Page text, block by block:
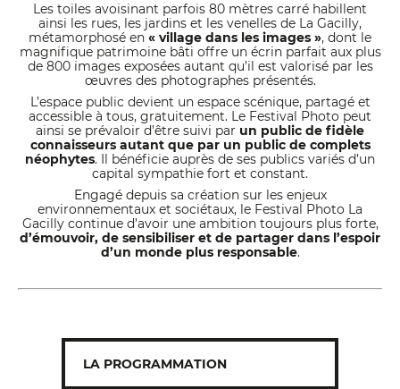
Les toiles avoisinant parfois 80 mètres carré habillent
ainsi les rues, les jardins et les venelles de La Gacilly,
métamorphosé en « village dans les images », dont le
magnifique patrimoine bâti offre un écrin parfait aux plus
de 800 images exposées autant qu’il est valorisé par les
œuvres des photographes présentés.
L’espace public devient un espace scénique, partagé et
accessible à tous, gratuitement. Le Festival Photo peut
ainsi se prévaloir d’être suivi par un public de fidèle
connaisseurs autant que par un public de complets
néophytes. Il bénéficie auprès de ses publics variés d’un
capital sympathie fort et constant.
Engagé depuis sa création sur les enjeux
environnementaux et sociétaux, le Festival Photo La
Gacilly continue d’avoir une ambition toujours plus forte,
d’émouvoir, de sensibiliser et de partager dans l’espoir
d’un monde plus responsable.
LA PROGRAMMATION